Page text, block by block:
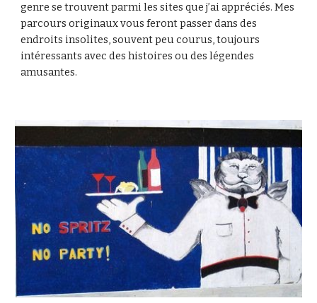
genre se trouvent parmi les sites que j’ai appréciés. Mes
parcours originaux vous feront passer dans des
endroits insolites, souvent peu courus, toujours
intéressants avec des histoires ou des légendes
amusantes.